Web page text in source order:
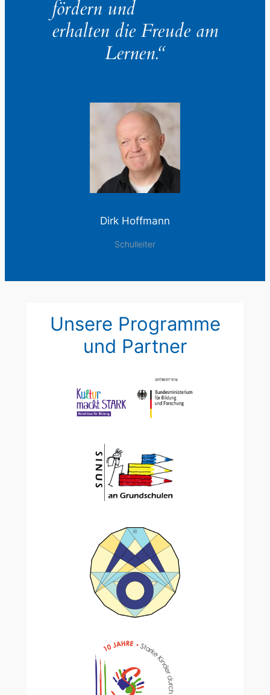
fördern und
erhalten die Freude am
Lernen.“
Dirk Hoffmann
Schulleiter
Unsere Programme
und Partner